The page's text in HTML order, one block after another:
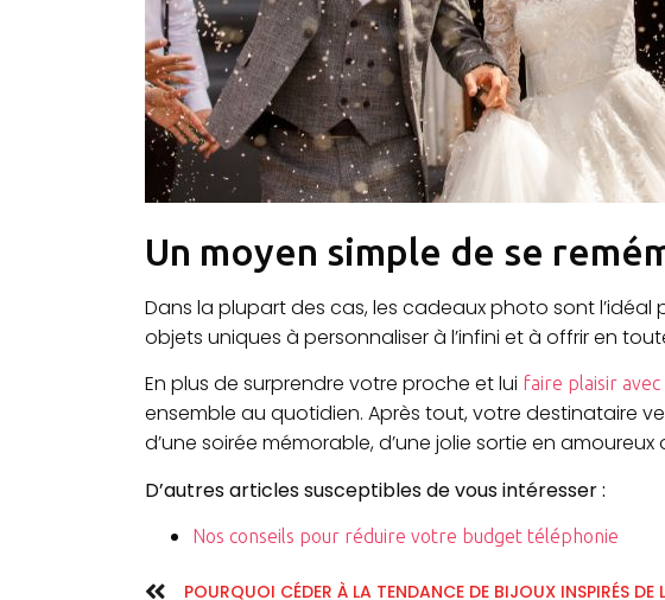
Un moyen simple de se
Dans la plupart des cas, les cadeaux photo sont
objets uniques à personnaliser à l’infini et à offrir en
En plus de surprendre votre proche et lui faire plaisir
ensemble au quotidien. Après tout, votre destinataire
d’une soirée mémorable, d’une jolie sortie en
D’autres articles susceptibles de vous intéresser :
Nos conseils pour réduire votre budget téléphonie
POURQUOI CÉDER À LA TENDANCE DE BIJOUX INSPIRÉS DE